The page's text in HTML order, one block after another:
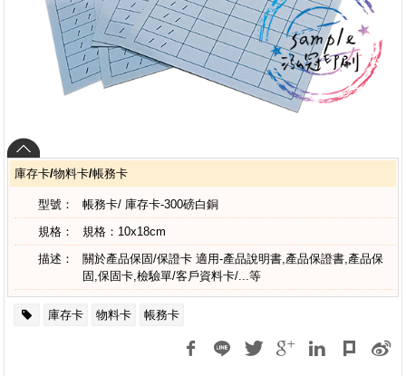
庫存卡/物料卡/帳務卡
型號：
帳務卡/ 庫存卡-300磅白銅
規格：
規格：10x18cm
描述：
關於產品保固/保證卡 適用-產品說明書,產品保證書,產品保
固,保固卡,檢驗單/客戶資料卡/...等
庫存卡 物料卡 帳務卡